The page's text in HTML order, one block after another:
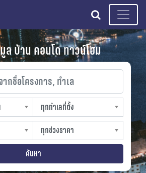
search
ล บ้าน คอนโด ทาวน์โฮม
โครงการ, ทำเล
ทุกทำเลที่ตั้ง
slocation
ทุกช่วงราคา
sprice
ค้นหา